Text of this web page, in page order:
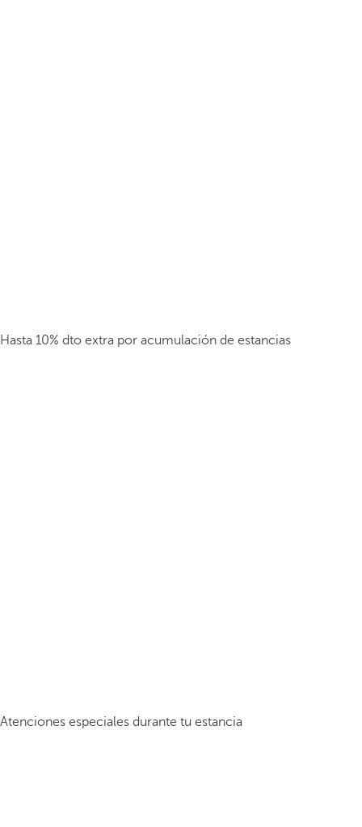
Hasta 10% dto extra por acumulación de estancias
Atenciones especiales durante tu estancia